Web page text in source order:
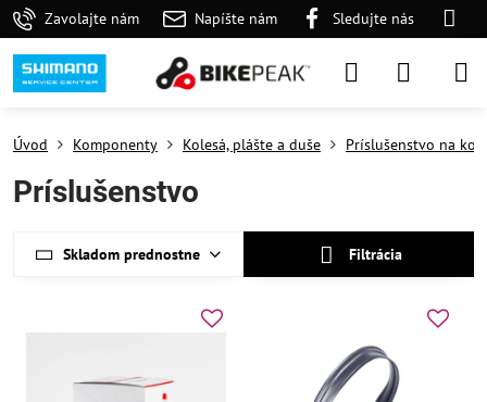
Zavolajte nám Napíšte nám Sledujte nás
Úvod Komponenty Kolesá, plášte a duše Príslušenstvo na
Príslušenstvo
Skladom prednostne Filtrácia